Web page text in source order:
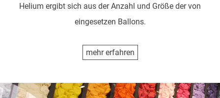
Helium ergibt sich aus der Anzahl und Größe der von
eingesetzen Ballons.
mehr erfahren